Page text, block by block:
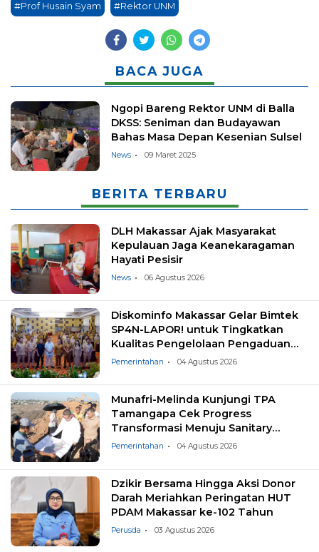
#Prof Husain Syam #Rektor UNM
BACA JUGA
Ngopi Bareng Rektor UNM di Balla
DKSS: Seniman dan Budayawan
Bahas Masa Depan Kesenian Sulsel
News 09 Maret 2025
BERITA TERBARU
DLH Makassar Ajak Masyarakat
Kepulauan Jaga Keanekaragaman
Hayati Pesisir
News 06 Agustus 2026
Diskominfo Makassar Gelar Bimtek
SP4N-LAPOR! untuk Tingkatkan
Kualitas Pengelolaan Pengaduan
Masyarakat
Pemerintahan 04 Agustus 2026
Munafri-Melinda Kunjungi TPA
Tamangapa Cek Progress
Transformasi Menuju Sanitary
Landfill
Pemerintahan 04 Agustus 2026
Dzikir Bersama Hingga Aksi Donor
Darah Meriahkan Peringatan HUT
PDAM Makassar ke-102 Tahun
Perusda 03 Agustus 2026